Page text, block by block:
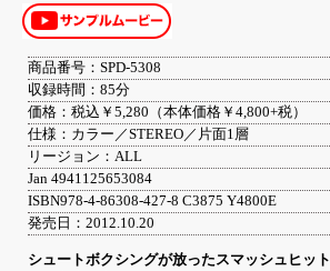
商品番号：SPD-5308
収録時間：85分
価格：税込￥5,280（本体価格￥4,800+税）
仕様：カラー／STEREO／片面1層
リージョン：ALL
Jan 4941125653084
ISBN978-4-86308-427-8 C3875 Y4800E
発売日：2012.10.20
シュートボクシングが放ったスマッシュヒット